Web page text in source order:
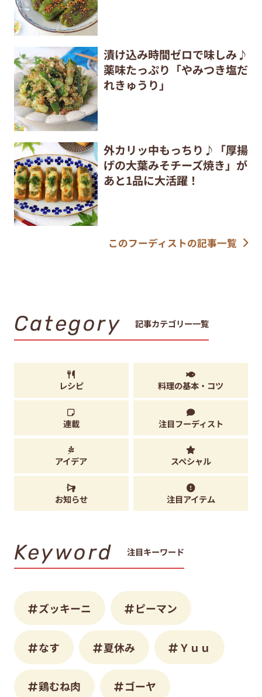
漬け込み時間ゼロで味しみ♪
薬味たっぷり「やみつき塩だ
れきゅうり」
外カリッ中もっちり♪「厚揚
げの大葉みそチーズ焼き」が
あと1品に大活躍！
このフーディストの記事一覧
Category 記事カテゴリー一覧
レシピ 料理の基本・コツ
連載 注目フーディスト
アイデア スペシャル
お知らせ 注目アイテム
Keyword 注目キーワード
ズッキーニ ピーマン
なす 夏休み Ｙｕｕ
鶏むね肉 ゴーヤ